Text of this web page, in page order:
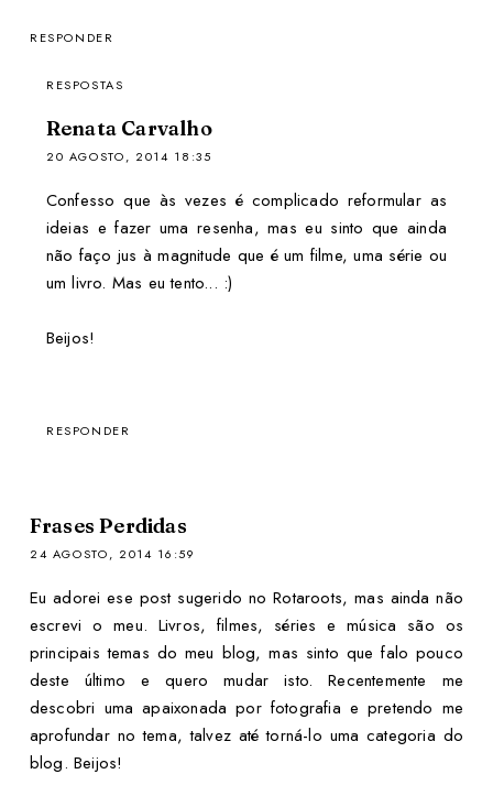
RESPONDER
RESPOSTAS
Renata Carvalho
20 AGOSTO, 2014 18:35
Confesso que às vezes é complicado reformular as
ideias e fazer uma resenha, mas eu sinto que ainda
não faço jus à magnitude que é um filme, uma série ou
um livro. Mas eu tento... :)
Beijos!
RESPONDER
Frases Perdidas
24 AGOSTO, 2014 16:59
Eu adorei ese post sugerido no Rotaroots, mas ainda não
escrevi o meu. Livros, filmes, séries e música são os
principais temas do meu blog, mas sinto que falo pouco
deste último e quero mudar isto. Recentemente me
descobri uma apaixonada por fotografia e pretendo me
aprofundar no tema, talvez até torná-lo uma categoria do
blog. Beijos!